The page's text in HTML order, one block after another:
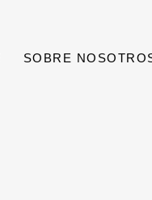
SOBRE